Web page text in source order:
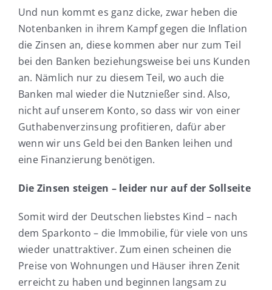
Und nun kommt es ganz dicke, zwar heben die
Notenbanken in ihrem Kampf gegen die Inflation
die Zinsen an, diese kommen aber nur zum Teil
bei den Banken beziehungsweise bei uns Kunden
an. Nämlich nur zu diesem Teil, wo auch die
Banken mal wieder die Nutznießer sind. Also,
nicht auf unserem Konto, so dass wir von einer
Guthabenverzinsung profitieren, dafür aber
wenn wir uns Geld bei den Banken leihen und
eine Finanzierung benötigen.
Die Zinsen steigen – leider nur auf der Sollseite
Somit wird der Deutschen liebstes Kind – nach
dem Sparkonto – die Immobilie, für viele von uns
wieder unattraktiver. Zum einen scheinen die
Preise von Wohnungen und Häuser ihren Zenit
erreicht zu haben und beginnen langsam zu